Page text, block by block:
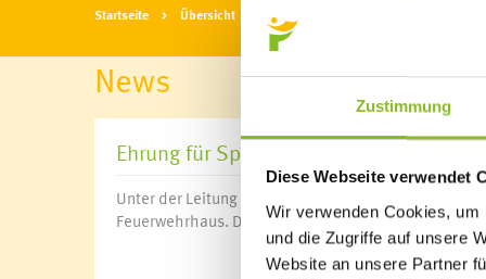
Zustimmung
Diese Webseite verwendet
Wir verwenden Cookies,
und die Zugriffe auf unsere
Website an unsere Partner
Startseite Übersicht News
News
Ehrung für Sportler und Funktionäre
Unter der Leitung von GR Mag. Michaela Gort lud
Feuerwehrhaus. Dort wurden erfolgreiche Sportler